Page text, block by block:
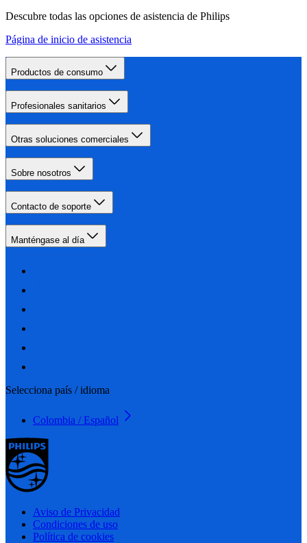
Descubre todas las opciones de asistencia de Philips
Página de inicio de asistencia
Productos de consumo
Profesionales sanitarios
Otras soluciones comerciales
Sobre nosotros
Contacto de soporte
Manténgase al día
Selecciona país / idioma
Colombia / Español
Aviso de Privacidad
Condiciones de uso
Política de cookies